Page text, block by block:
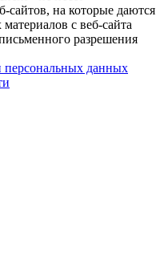
сайтов, на которые даются
с веб-сайта
разрешения
данных